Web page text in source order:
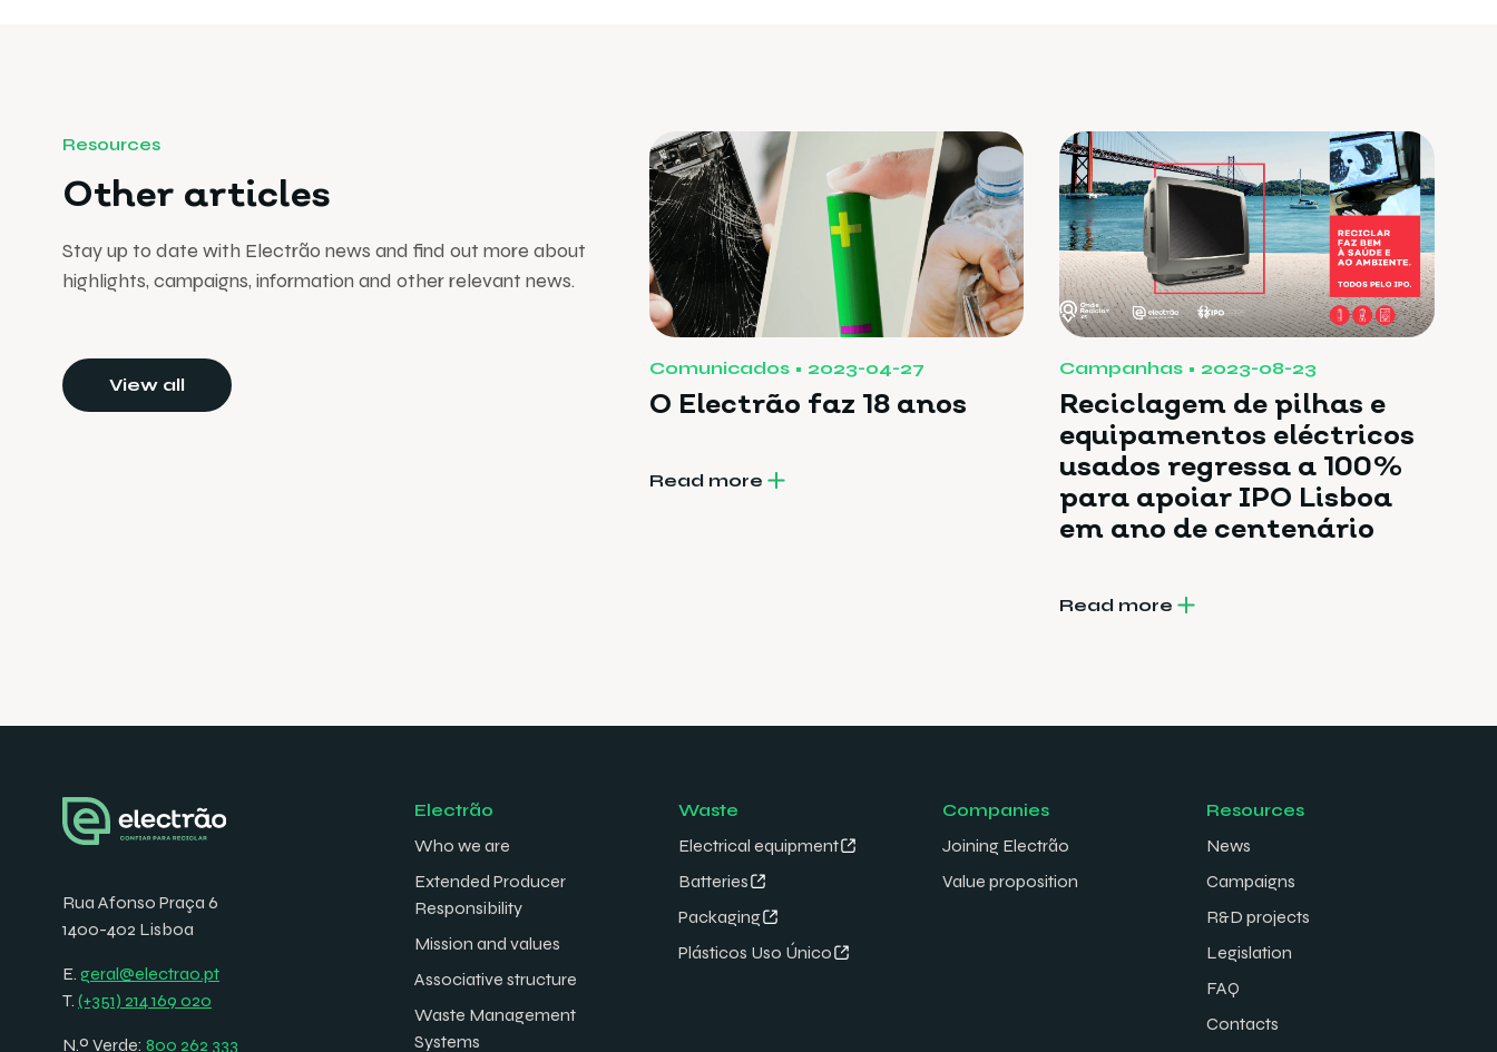
Resources
Other articles
Stay up to date with Electrão news and find out more about
highlights, campaigns, information and other relevant news.
View all
Comunicados 2023-04-27
O Electrão faz 18 anos
Read more
Campanhas 2023-08-23
Reciclagem de pilhas e
equipamentos eléctricos
usados regressa a 100%
para apoiar IPO Lisboa
em ano de centenário
Read more
Rua Afonso Praça 6
1400-402 Lisboa
E. geral@electrao.pt
T. (+351) 214 169 020
N.º Verde: 800 262 333
Electrão
Who we are
Extended Producer
Responsibility
Mission and values
Associative structure
Waste Management
Systems
Waste
Electrical equipment
Batteries
Packaging
Plásticos Uso Único
Companies
Joining Electrão
Value proposition
Resources
News
Campaigns
R&D projects
Legislation
FAQ
Contacts